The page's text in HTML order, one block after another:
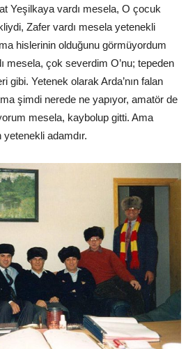
Yeşilkaya vardı mesela, O çocuk
Zafer vardı mesela yetenekli
hislerinin olduğunu görmüyordum
mesela, çok severdim O’nu; tepeden
gibi. Yetenek olarak Arda’nın falan
şimdi nerede ne yapıyor, amatör de
mesela, kaybolup gitti. Ama
yetenekli adamdır.